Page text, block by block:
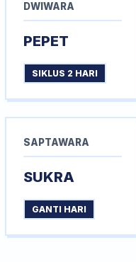
DWIWARA
PEPET
SIKLUS 2 HARI
SAPTAWARA
SUKRA
GANTI HARI